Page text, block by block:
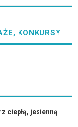
KONKURSY
ciepłą, jesienną